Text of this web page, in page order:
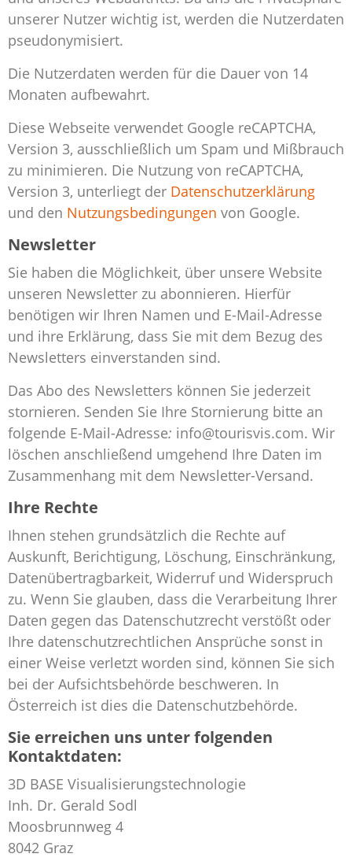
unserer Nutzer wichtig ist, werden die Nutzerdaten
pseudonymisiert.
Die Nutzerdaten werden für die Dauer von 14
Monaten aufbewahrt.
Diese Webseite verwendet Google reCAPTCHA,
Version 3, ausschließlich um Spam und Mißbrauch
zu minimieren. Die Nutzung von reCAPTCHA,
Version 3, unterliegt der Datenschutzerklärung
und den Nutzungsbedingungen von Google.
Newsletter
Sie haben die Möglichkeit, über unsere Website
unseren Newsletter zu abonnieren. Hierfür
benötigen wir Ihren Namen und E-Mail-Adresse
und ihre Erklärung, dass Sie mit dem Bezug des
Newsletters einverstanden sind.
Das Abo des Newsletters können Sie jederzeit
stornieren. Senden Sie Ihre Stornierung bitte an
folgende E-Mail-Adresse: info@tourisvis.com. Wir
löschen anschließend umgehend Ihre Daten im
Zusammenhang mit dem Newsletter-Versand.
Ihre Rechte
Ihnen stehen grundsätzlich die Rechte auf
Auskunft, Berichtigung, Löschung, Einschränkung,
Datenübertragbarkeit, Widerruf und Widerspruch
zu. Wenn Sie glauben, dass die Verarbeitung Ihrer
Daten gegen das Datenschutzrecht verstößt oder
Ihre datenschutzrechtlichen Ansprüche sonst in
einer Weise verletzt worden sind, können Sie sich
bei der Aufsichtsbehörde beschweren. In
Österreich ist dies die Datenschutzbehörde.
Sie erreichen uns unter folgenden
Kontaktdaten:
3D BASE Visualisierungstechnologie
Inh. Dr. Gerald Sodl
Moosbrunnweg 4
8042 Graz